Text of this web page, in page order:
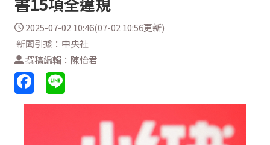
2025-07-02 10:46(07-02 10:56更新)
新聞引據：中央社
撰稿編輯：陳怡君